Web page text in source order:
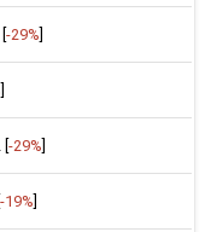
-29%
-29%
-19%